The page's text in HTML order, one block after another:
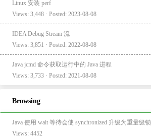
Linux 安装 perf
Views: 3,448 · Posted: 2023-08-08
IDEA Debug Stream 流
Views: 3,851 · Posted: 2022-08-08
Java jcmd 命令获取运行中的 Java 进程
Views: 3,733 · Posted: 2021-08-08
Browsing
Java 使用 wait 等待会使 synchronized 升级为重量级锁
Views: 4452